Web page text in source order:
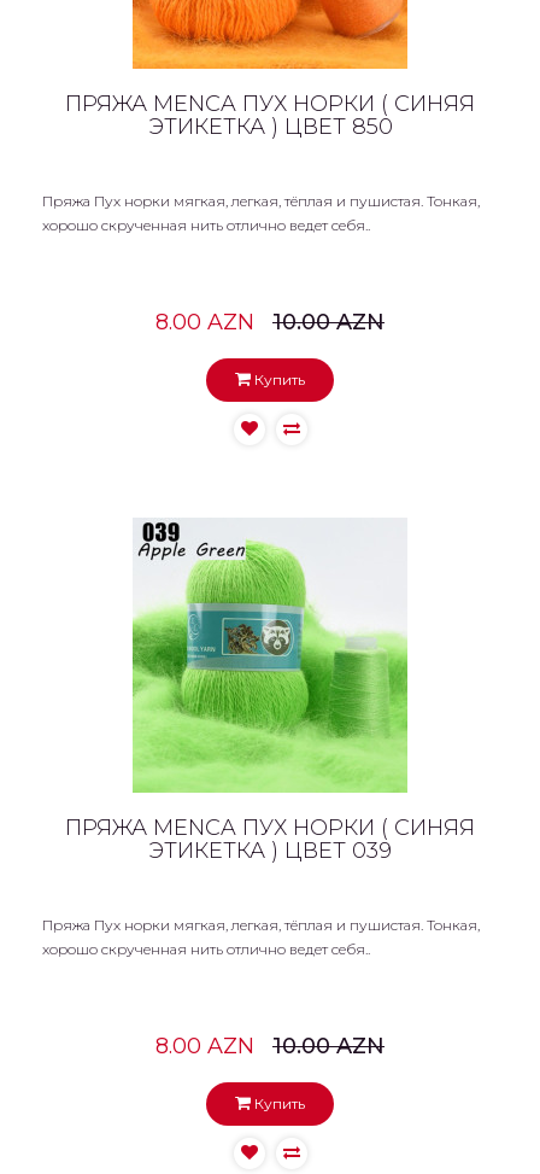
ПРЯЖА MENCA ПУХ НОРКИ ( СИНЯЯ
ЭТИКЕТКА ) ЦВЕТ 850
Пряжа Пух норки мягкая, легкая, тёплая и пушистая. Тонкая,
хорошо скрученная нить отлично ведет себя..
8.00 AZN 10.00 AZN
Купить
ПРЯЖА MENCA ПУХ НОРКИ ( СИНЯЯ
ЭТИКЕТКА ) ЦВЕТ 039
Пряжа Пух норки мягкая, легкая, тёплая и пушистая. Тонкая,
хорошо скрученная нить отлично ведет себя..
8.00 AZN 10.00 AZN
Купить